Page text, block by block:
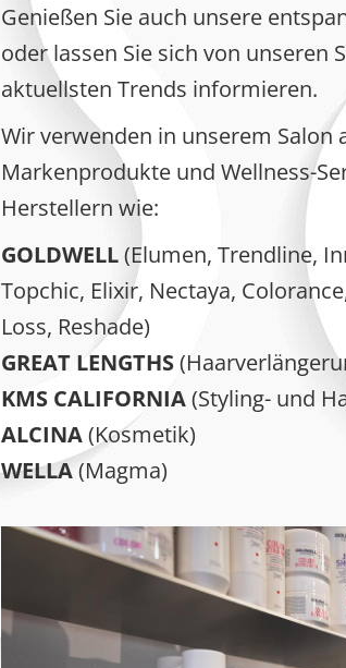
Genießen Sie auch unsere
oder lassen Sie sich von unseren
aktuellsten Trends informieren.
Wir verwenden in unserem
Markenprodukte und Wellness-
Herstellern wie:
GOLDWELL(Elumen, Trendline,
Topchic, Elixir, Nectaya,
Loss, Reshade)
GREAT LENGTHS
KMS CALIFORNIA(Styling- und
ALCINA(Kosmetik)
WELLA(Magma)